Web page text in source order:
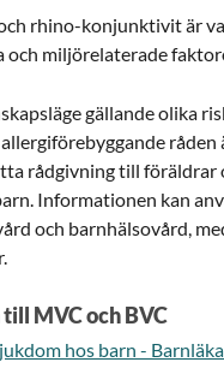
rhino-konjunktivit är
och miljörelaterade
gällande olika
råden
rådgivning till föräldrar
Informationen kan
och barnhälsovård,
MVC och BVC
hos barn -